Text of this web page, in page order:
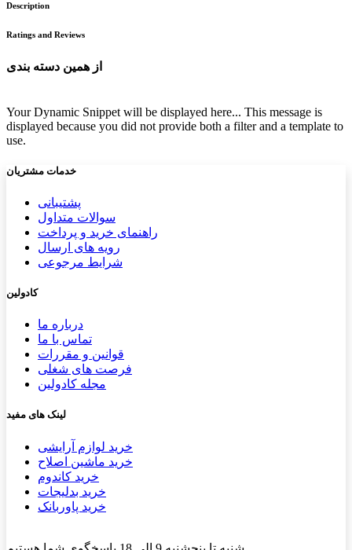
Description
Ratings and Reviews
از همین دسته بندی
Your Dynamic Snippet will be displayed here... This message is
displayed because you did not provide both a filter and a template to
use.
خدمات مشتریان
پشتیب​​انی
سوالات متداول
راهنمای خرید و پرداخت
رویه های ارسال
شرایط مرجوعی
کادولین
درباره ما
تماس با ما
قوانین و مقررات
فرصت های شغلی
مجله کادولین
لینک های مفید
خرید لوازم آرایشی
خرید ماشین اصلاح
خرید کاندوم
خرید بدلیجات
خرید پاوربانک